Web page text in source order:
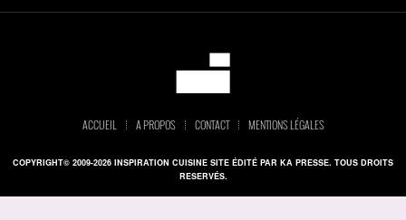
ACCUEIL A PROPOS CONTACT MENTIONS LÉGALES
COPYRIGHT© 2009-2026 INSPIRATION CUISINE SITE ÉDITÉ PAR KA PRESSE. TOUS DROITS
RESERVÉS.